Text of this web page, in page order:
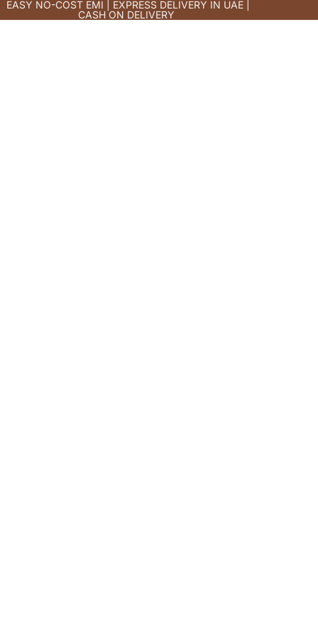
EASY NO-COST EMI | EXPRESS DELIVERY IN UAE |
CASH ON DELIVERY